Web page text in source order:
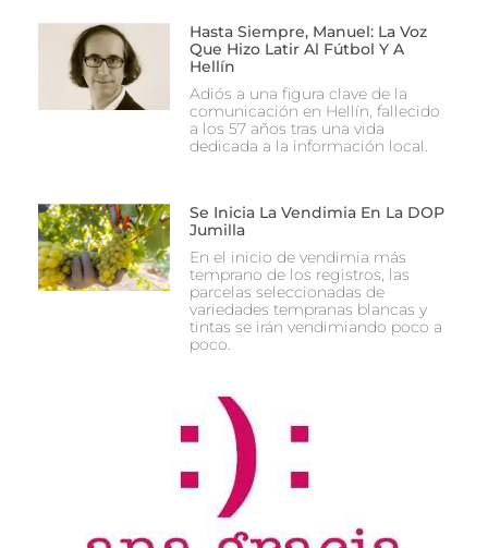
Hasta Siempre, Manuel: La Voz
Que Hizo Latir Al Fútbol Y A
Hellín
Adiós a una figura clave de la
comunicación en Hellín, fallecido
a los 57 años tras una vida
dedicada a la información local.
Se Inicia La Vendimia En La DOP
Jumilla
En el inicio de vendimia más
temprano de los registros, las
parcelas seleccionadas de
variedades tempranas blancas y
tintas se irán vendimiando poco a
poco.